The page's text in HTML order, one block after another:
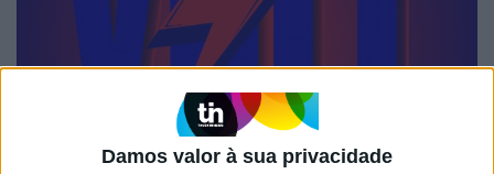
Damos valor à sua privacidade